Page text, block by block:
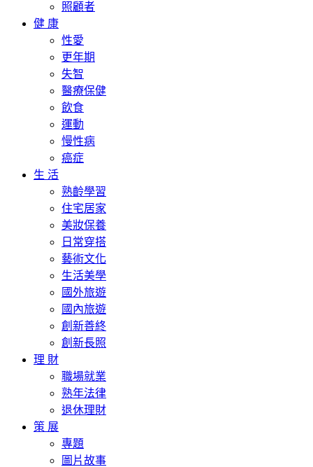
照顧者
健 康
性愛
更年期
失智
醫療保健
飲食
運動
慢性病
癌症
生 活
熟齡學習
住宅居家
美妝保養
日常穿搭
藝術文化
生活美學
國外旅遊
國內旅遊
創新善終
創新長照
理 財
職場就業
熟年法律
退休理財
策 展
專題
圖片故事